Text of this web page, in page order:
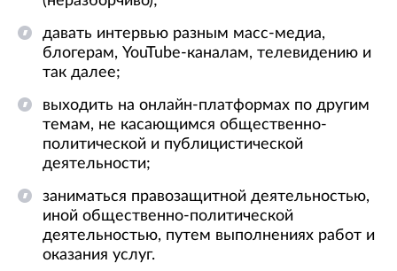
давать интервью разным масс-медиа,
блогерам, YouTube-каналам, телевидению и
так далее;
выходить на онлайн-платформах по другим
темам, не касающимся общественно-
политической и публицистической
деятельности;
заниматься правозащитной деятельностью,
иной общественно-политической
деятельностью, путем выполнениях работ и
оказания услуг.